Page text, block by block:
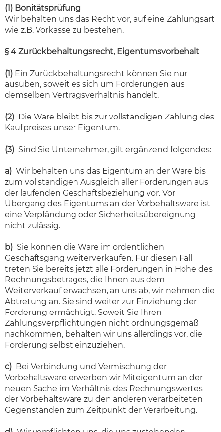
(1) Bonitätsprüfung
Wir behalten uns das Recht vor, auf eine Zahlungsart
wie z.B. Vorkasse zu bestehen.
§ 4 Zurückbehaltungsrecht, Eigentumsvorbehalt
(1) Ein Zurückbehaltungsrecht können Sie nur
ausüben, soweit es sich um Forderungen aus
demselben Vertragsverhältnis handelt.
(2) Die Ware bleibt bis zur vollständigen Zahlung des
Kaufpreises unser Eigentum.
(3) Sind Sie Unternehmer, gilt ergänzend folgendes:
a) Wir behalten uns das Eigentum an der Ware bis
zum vollständigen Ausgleich aller Forderungen aus
der laufenden Geschäftsbeziehung vor. Vor
Übergang des Eigentums an der Vorbehaltsware ist
eine Verpfändung oder Sicherheitsübereignung
nicht zulässig.
b) Sie können die Ware im ordentlichen
Geschäftsgang weiterverkaufen. Für diesen Fall
treten Sie bereits jetzt alle Forderungen in Höhe des
Rechnungsbetrages, die Ihnen aus dem
Weiterverkauf erwachsen, an uns ab, wir nehmen die
Abtretung an. Sie sind weiter zur Einziehung der
Forderung ermächtigt. Soweit Sie Ihren
Zahlungsverpflichtungen nicht ordnungsgemäß
nachkommen, behalten wir uns allerdings vor, die
Forderung selbst einzuziehen.
c) Bei Verbindung und Vermischung der
Vorbehaltsware erwerben wir Miteigentum an der
neuen Sache im Verhältnis des Rechnungswertes
der Vorbehaltsware zu den anderen verarbeiteten
Gegenständen zum Zeitpunkt der Verarbeitung.